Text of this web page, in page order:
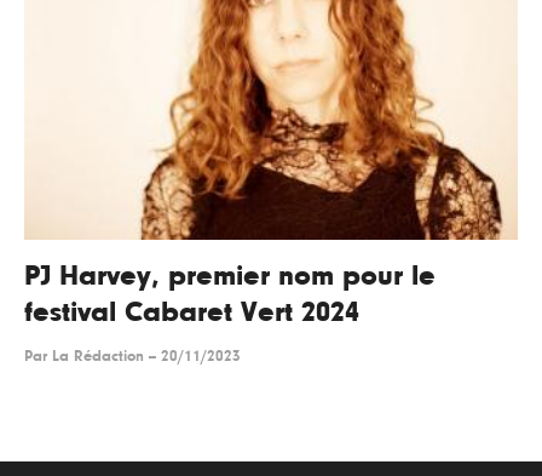
PJ Harvey, premier nom pour le
festival Cabaret Vert 2024
Par La Rédaction -- 20/11/2023